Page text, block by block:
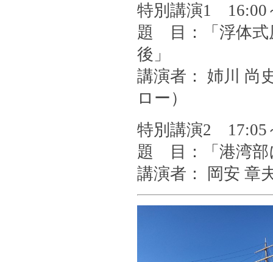
特別講演1 16:00
題 目：「浮体式
後」
講演者： 姉川 尚
ロー）
特別講演2 17:05
題 目：「港湾部
講演者： 岡安 章